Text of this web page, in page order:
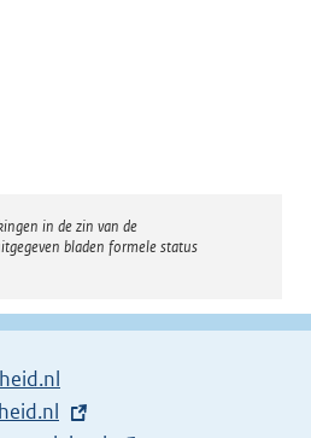
in de zin van de
bladen formele status